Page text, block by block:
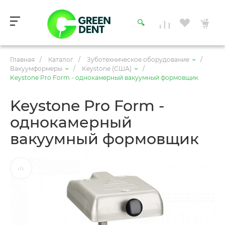
Главная / Каталог / Зуботехническое оборудование
/
Вакуумформеры
/ Keystone (США)
/
Keystone Pro Form - однокамерный вакуумный формовщик
Keystone Pro Form -
однокамерный
вакуумный формовщик